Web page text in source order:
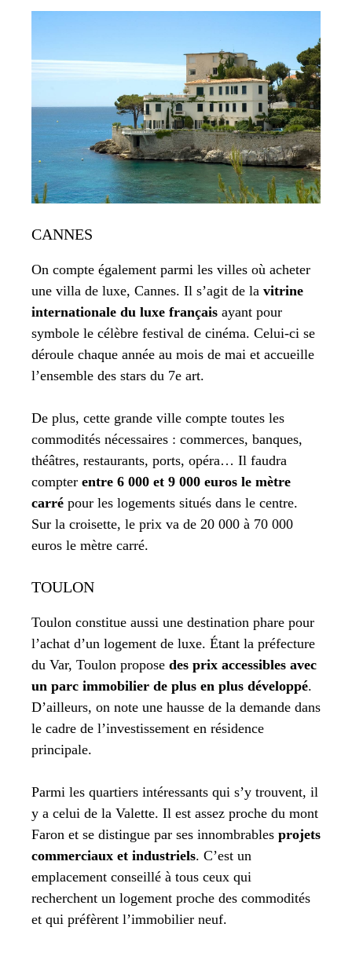
CANNES
On compte également parmi les villes où acheter
une villa de luxe, Cannes. Il s’agit de la vitrine
internationale du luxe français ayant pour
symbole le célèbre festival de cinéma. Celui-ci se
déroule chaque année au mois de mai et accueille
l’ensemble des stars du 7e art.
De plus, cette grande ville compte toutes les
commodités nécessaires : commerces, banques,
théâtres, restaurants, ports, opéra… Il faudra
compter entre 6 000 et 9 000 euros le mètre
carré pour les logements situés dans le centre.
Sur la croisette, le prix va de 20 000 à 70 000
euros le mètre carré.
TOULON
Toulon constitue aussi une destination phare pour
l’achat d’un logement de luxe. Étant la préfecture
du Var, Toulon propose des prix accessibles avec
un parc immobilier de plus en plus développé.
D’ailleurs, on note une hausse de la demande dans
le cadre de l’investissement en résidence
principale.
Parmi les quartiers intéressants qui s’y trouvent, il
y a celui de la Valette. Il est assez proche du mont
Faron et se distingue par ses innombrables projets
commerciaux et industriels. C’est un
emplacement conseillé à tous ceux qui
recherchent un logement proche des commodités
et qui préfèrent l’immobilier neuf.